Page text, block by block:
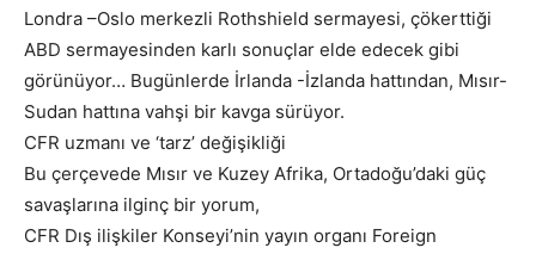
Londra –Oslo merkezli Rothshield sermayesi, çökerttiği
ABD sermayesinden karlı sonuçlar elde edecek gibi
görünüyor… Bugünlerde İrlanda -İzlanda hattından, Mısır-
Sudan hattına vahşi bir kavga sürüyor.
CFR uzmanı ve ‘tarz’ değişikliği
Bu çerçevede Mısır ve Kuzey Afrika, Ortadoğu’daki güç
savaşlarına ilginç bir yorum,
CFR Dış ilişkiler Konseyi’nin yayın organı Foreign